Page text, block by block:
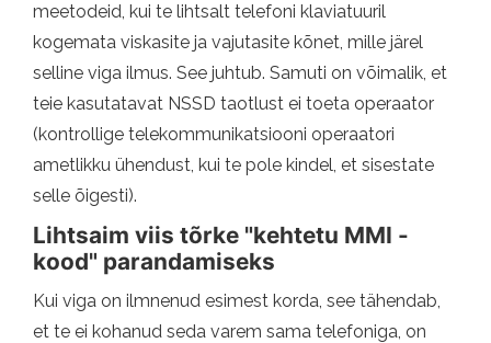
meetodeid, kui te lihtsalt telefoni klaviatuuril
kogemata viskasite ja vajutasite kõnet, mille järel
selline viga ilmus. See juhtub. Samuti on võimalik, et
teie kasutatavat NSSD taotlust ei toeta operaator
(kontrollige telekommunikatsiooni operaatori
ametlikku ühendust, kui te pole kindel, et sisestate
selle õigesti).
Lihtsaim viis tõrke "kehtetu MMI -
kood" parandamiseks
Kui viga on ilmnenud esimest korda, see tähendab,
et te ei kohanud seda varem sama telefoniga, on